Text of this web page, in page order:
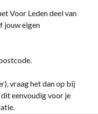
Voor Leden deel van
jouw eigen
vraag het dan op bij
eenvoudig voor je